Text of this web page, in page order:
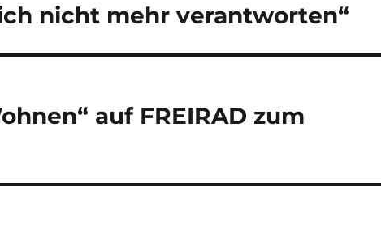
ich nicht mehr verantworten“
auf FREIRAD zum